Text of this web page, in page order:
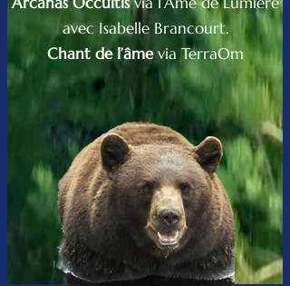
avec Isabelle Brancourt.
Chant de l’âmevia TerraOm